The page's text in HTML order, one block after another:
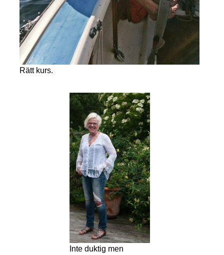
Rätt kurs.
Inte duktig men